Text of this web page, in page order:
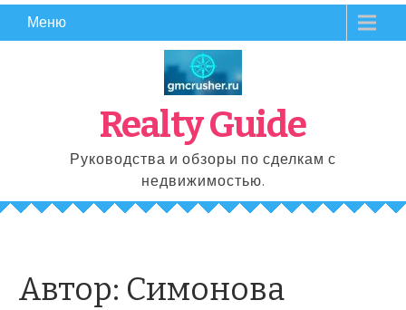
ПерейтиМеню
Realty Guide
Руководства и обзоры по сделкам с
недвижимостью.
Автор: Симонова